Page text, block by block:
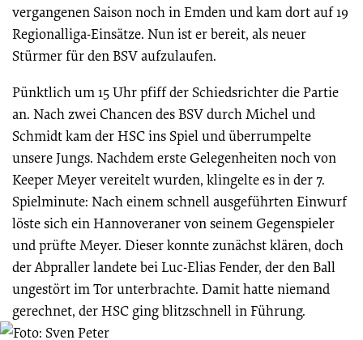
vergangenen Saison noch in Emden und kam dort auf 19
Regionalliga-Einsätze. Nun ist er bereit, als neuer
Stürmer für den BSV aufzulaufen.
Pünktlich um 15 Uhr pfiff der Schiedsrichter die Partie
an. Nach zwei Chancen des BSV durch Michel und
Schmidt kam der HSC ins Spiel und überrumpelte
unsere Jungs. Nachdem erste Gelegenheiten noch von
Keeper Meyer vereitelt wurden, klingelte es in der 7.
Spielminute: Nach einem schnell ausgeführten Einwurf
löste sich ein Hannoveraner von seinem Gegenspieler
und prüfte Meyer. Dieser konnte zunächst klären, doch
der Abpraller landete bei Luc-Elias Fender, der den Ball
ungestört im Tor unterbrachte. Damit hatte niemand
gerechnet, der HSC ging blitzschnell in Führung.